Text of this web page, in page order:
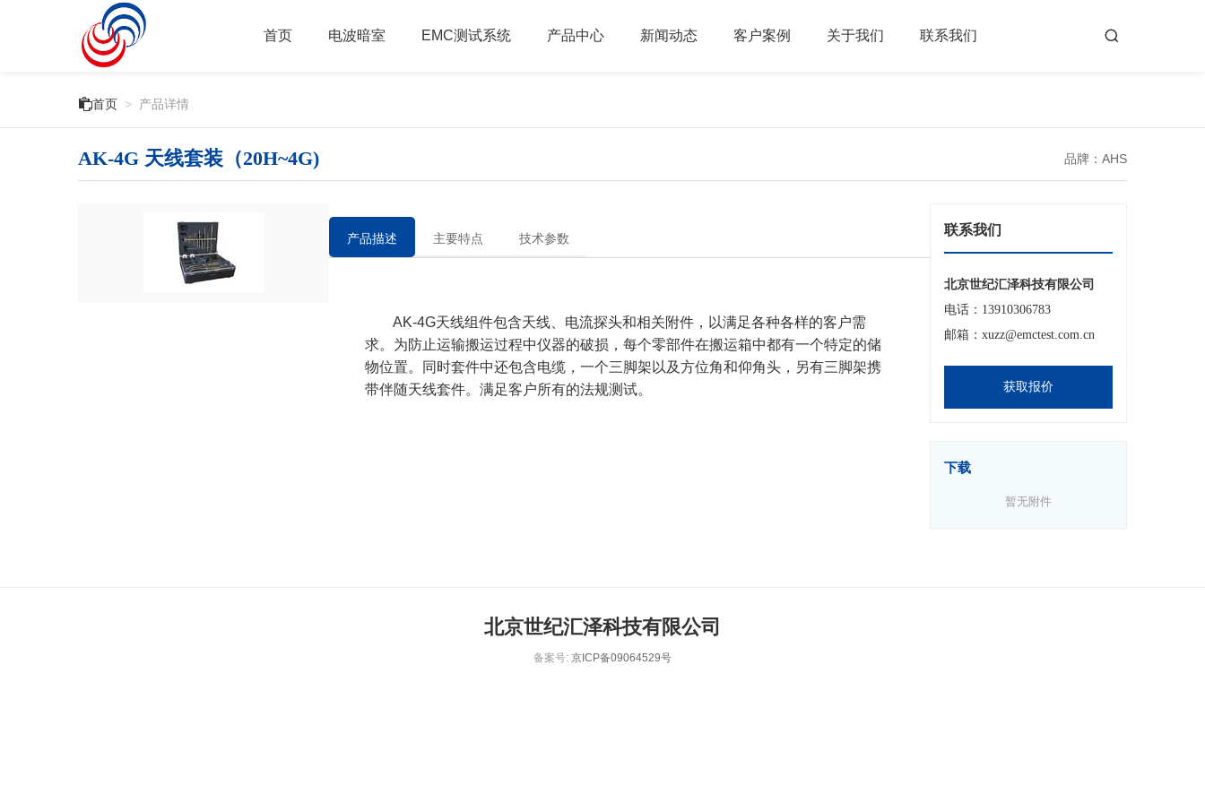
首页 电波暗室 EMC测试系统 产品中心 新闻动态 客户案例 关于我们 联系我们
首页 > 产品详情
AK-4G 天线套装（20H~4G) 品牌：AHS
产品描述 主要特点 技术参数
AK-4G天线组件包含天线、电流探头和相关附件，以满足各种各样的客户需
求。为防止运输搬运过程中仪器的破损，每个零部件在搬运箱中都有一个特定的储
物位置。同时套件中还包含电缆，一个三脚架以及方位角和仰角头，另有三脚架携
带伴随天线套件。满足客户所有的法规测试。
联系我们
北京世纪汇泽科技有限公司
电话：13910306783
邮箱：xuzz@emctest.com.cn
获取报价
下载
暂无附件
北京世纪汇泽科技有限公司
备案号: 京ICP备09064529号